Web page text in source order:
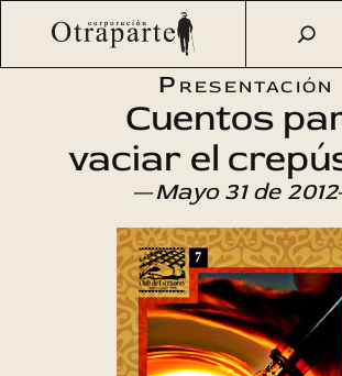
Saltar
Otraparte.org/ Agenda Cultural Literatura
vaciar el crepúsculo
Presentación
Cuentos
vaciar el
—Mayo 31 de 2012